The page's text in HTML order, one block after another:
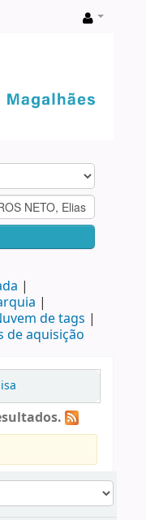
de tags
de aquisição